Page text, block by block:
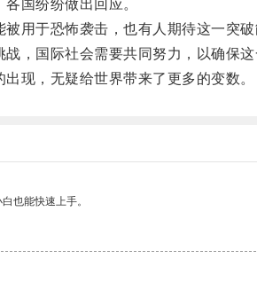
国纷纷做出回应。
于恐怖袭击，也有人期待这一突破
国际社会需要共同努力，以确保这
，无疑给世界带来了更多的变数。
也能快速上手。